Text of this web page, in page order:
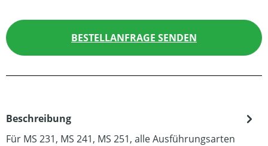
BESTELLANFRAGE SENDEN
Beschreibung
Für MS 231, MS 241, MS 251, alle Ausführungsarten